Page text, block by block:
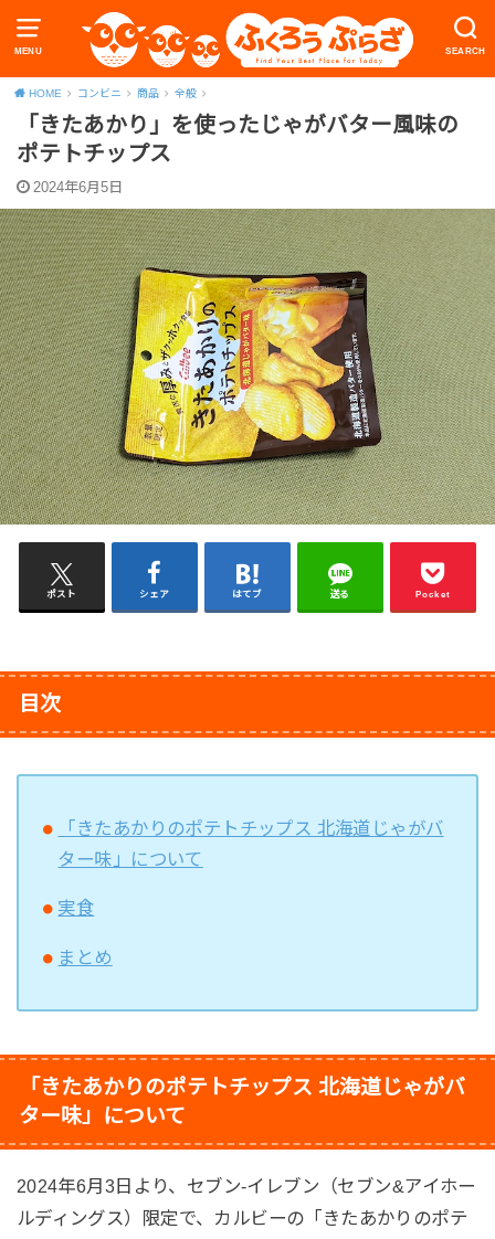
MENU SEARCH
HOME コンビニ 商品 全般
「きたあかり」を使ったじゃがバター風味の
ポテトチップス
2024年6月5日
ポスト シェア はてブ 送る Pocket
目次
「きたあかりのポテトチップス 北海道じゃがバ
ター味」について
実食
まとめ
「きたあかりのポテトチップス 北海道じゃがバ
ター味」について
2024年6月3日より、セブン-イレブン（セブン&アイホー
ルディングス）限定で、カルビーの「きたあかりのポテ